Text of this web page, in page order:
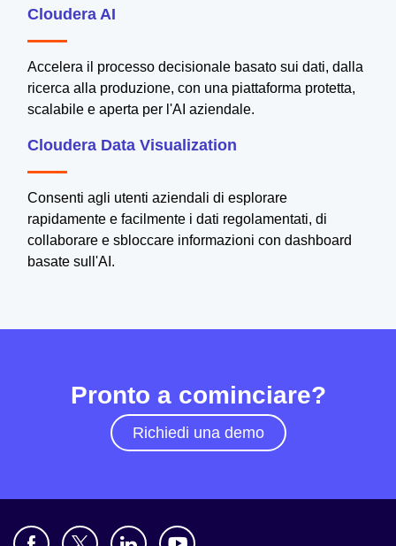
Cloudera AI
Accelera il processo decisionale basato sui dati, dalla
ricerca alla produzione, con una piattaforma protetta,
scalabile e aperta per l'AI aziendale.
Cloudera Data Visualization
Consenti agli utenti aziendali di esplorare
rapidamente e facilmente i dati regolamentati, di
collaborare e sbloccare informazioni con dashboard
basate sull'AI.
Pronto a cominciare?
Richiedi una demo